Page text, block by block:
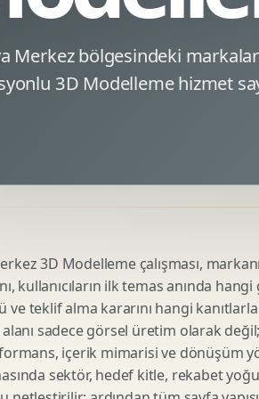
Google Ads Reklam Tasarimi
Kampanya Stratejisi
Performans Reklam Kreatifleri
Urun Gorsellestirme
3D Reklam Gorseli
Cgi Kampanya Gorseli
Motion 3D
3D Karakter Tasarimi
Merkez bölgesindeki
3D Modelleme hizmet
3D Modelleme çalışması,
kullanıcıların ilk temas anında
ve teklif alma kararını hangi
sadece görsel üretim olarak
içerik mimarisi ve dönüşüm
sektör, hedef kitle, rekabet